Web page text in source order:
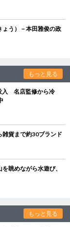
う）－本田雅俊の政
もっと見る
入 名店監修から冷
貨まで約30ブランド
眺めながら水遊び、
もっと見る